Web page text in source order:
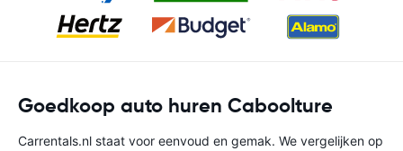
Goedkoop auto huren Caboolture
Carrentals.nl staat voor eenvoud en gemak. We vergelijken op